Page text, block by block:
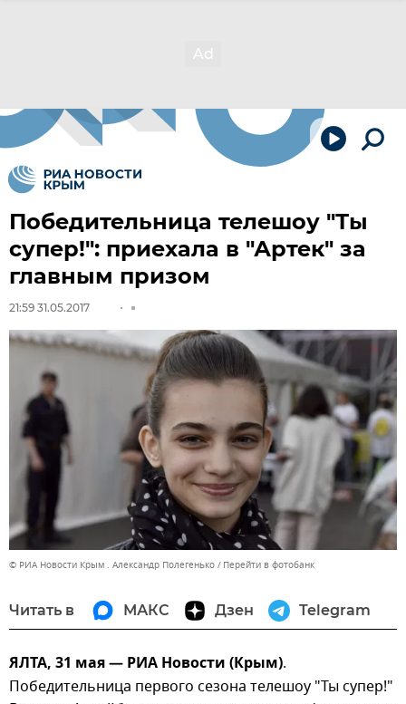
Победительница телешоу "Ты
супер!": приехала в "Артек" за
главным призом
21:59 31.05.2017
© РИА Новости Крым . Александр Полегенько Перейти в фотобанк
Читать в МАКС Дзен Telegram
ЯЛТА, 31 мая — РИА Новости (Крым).
Победительница первого сезона телешоу "Ты супер!"